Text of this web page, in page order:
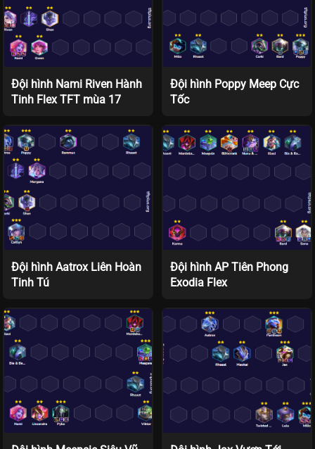
Đội hình Nami Riven Hành
Tinh Flex TFT mùa 17
Đội hình Poppy Meep Cực
Tốc
Đội hình Aatrox Liên Hoàn
Tinh Tú
Đội hình AP Tiên Phong
Exodia Flex